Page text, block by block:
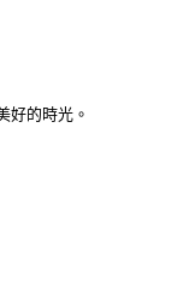
好的時光。